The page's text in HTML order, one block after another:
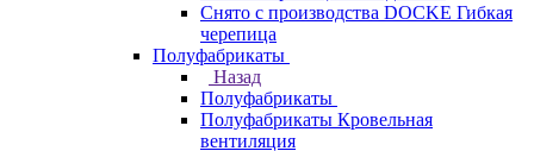
Снято с производства DOCKE Гибкая
черепица
Полуфабрикаты
Назад
Полуфабрикаты
Полуфабрикаты Кровельная
вентиляция